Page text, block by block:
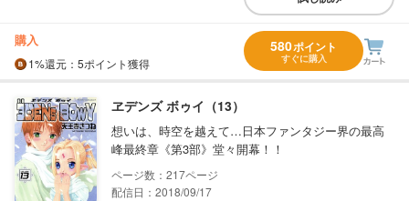
購入
1%還元 ：5ポイント獲得
580ポイント
すぐに購入
ヱデンズ ボゥイ（13）
想いは、時空を越えて…日本ファンタジー界の最高
峰最終章《第3部》堂々開幕！！
217
配信日：2018/09/17